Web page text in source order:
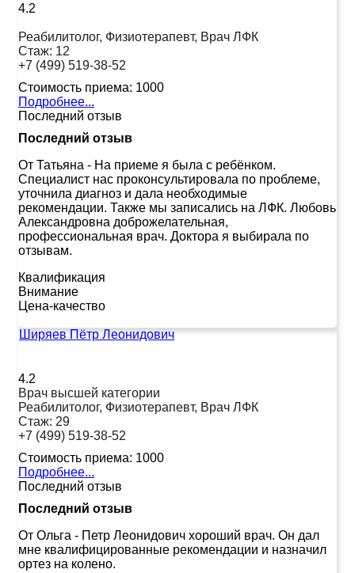
4.2
Реабилитолог, Физиотерапевт, Врач ЛФК
Стаж: 12
+7 (499) 519-38-52
Стоимость приема: 1000
Подробнее...
Последний отзыв
Последний отзыв
От Татьяна - На приеме я была с ребёнком.
Специалист нас проконсультировала по проблеме,
уточнила диагноз и дала необходимые
рекомендации. Также мы записались на ЛФК. Любовь
Александровна доброжелательная,
профессиональная врач. Доктора я выбирала по
отзывам.
Квалификация
Внимание
Цена-качество
Ширяев Пётр Леонидович
4.2
Врач высшей категории
Реабилитолог, Физиотерапевт, Врач ЛФК
Стаж: 29
+7 (499) 519-38-52
Стоимость приема: 1000
Подробнее...
Последний отзыв
Последний отзыв
От Ольга - Петр Леонидович хороший врач. Он дал
мне квалифицированные рекомендации и назначил
ортез на колено.